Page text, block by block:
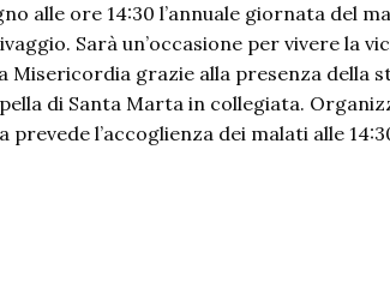
alle ore 14:30 l’annuale giornata del
Sarà un’occasione per vivere la
Misericordia grazie alla presenza della
di Santa Marta in collegiata.
l’accoglienza dei malati alle